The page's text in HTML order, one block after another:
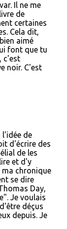
Il ne me
de
certaines
Cela dit,
aimé
font que tu
c'est
noir. C'est
l'idée de
d'écrire des
de les
et d'y
ma chronique
se dire
Day,
Je voulais
déçus
depuis. Je